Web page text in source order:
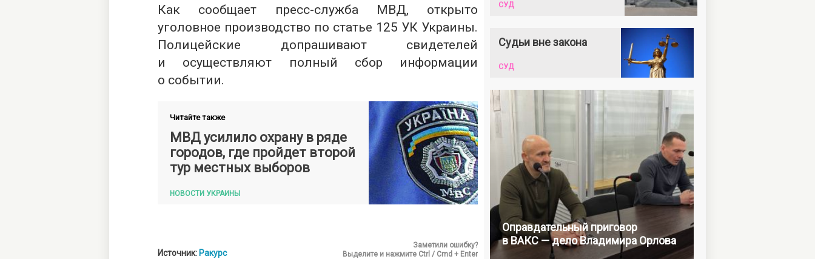
Как сообщает пресс-служба МВД, открыто
уголовное производство по статье 125 УК Украины.
Полицейские допрашивают свидетелей
и осуществляют полный сбор информации
о событии.
Читайте также
МВД усилило охрану в ряде
городов, где пройдет второй
тур местных выборов
НОВОСТИ УКРАИНЫ
Источник: Ракурс
Заметили ошибку?
Выделите и нажмите Ctrl / Cmd + Enter
СУД
Судьи вне закона
СУД
Оправдательный приговор
в ВАКС — дело Владимира Орлова